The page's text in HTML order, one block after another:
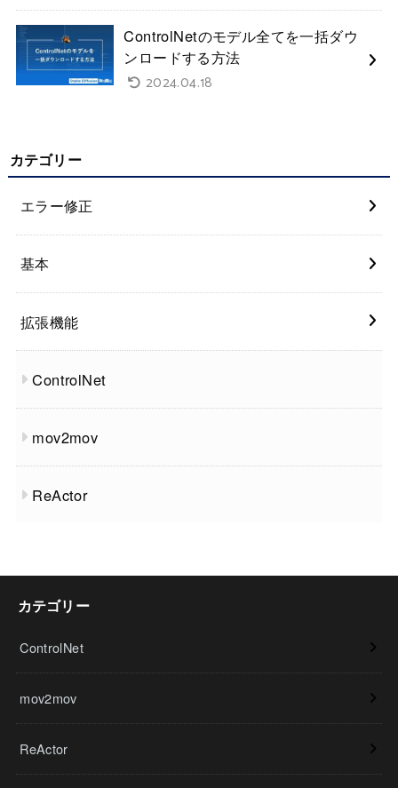
ControlNetのモデル全てを一括ダウ
ンロードする方法
2024.04.18
カテゴリー
エラー修正
基本
拡張機能
ControlNet
mov2mov
ReActor
カテゴリー
ControlNet
mov2mov
ReActor